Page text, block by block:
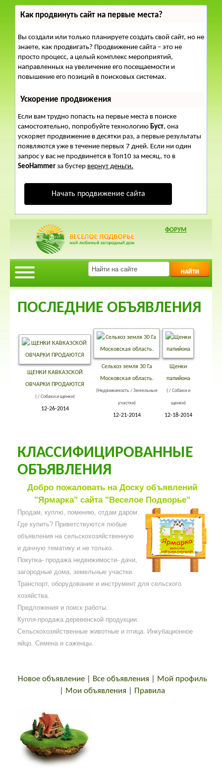
Как продвинуть сайт на первые места?
Вы создали или только планируете создать свой сайт, но не
знаете, как продвигать? Продвижение сайта – это не
просто процесс, а целый комплекс мероприятий,
направленных на увеличение его посещаемости и
повышение его позиций в поисковых системах.
Ускорение продвижения
Если вам трудно попасть на первые места в поиске
самостоятельно, попробуйте технологию Буст, она
ускоряет продвижение в десятки раз, а первые результаты
появляются уже в течение первых 7 дней. Если ни один
запрос у вас не продвинется в Топ10 за месяц, то в
SeoHammer за бустер вернут деньги.
Начать продвижение сайта
ФОРУМ
НАЙТИ
ПОСЛЕДНИЕ ОБЪЯВЛЕНИЯ
ЩЕНКИ КАВКАЗСКОЙ
ОВЧАРКИ ПРОДАЮТСЯ
( / Собаки и щенки)
12-26-2014
Сельхоз земля 30 Га
Московская область.
(Недвижимость / Земельные
участки)
12-21-2014
Щенки
папийона
( / Собаки и
щенки)
12-18-2014
КЛАССИФИЦИРОВАННЫЕ
ОБЪЯВЛЕНИЯ
Добро пожаловать на Доску объявлений
"Ярмарка" сайта "Веселое Подворье"
Продам, куплю, поменяю, отдам даром.
Где купить? Приветствуются любые
объявления на сельскохозяйственную
и дачную тематику и не только.
Покупка- продажа недвижимости- дачи,
загородные дома, земельные участки.
Транспорт, оборудование и инструмент для сельского
хозяйства.
Предложения и поиск работы.
Купля-продажа деревенской продукции.
Сельскохозяйственные животные и птица. Инкубационное
яйцо. Семена и саженцы.
Новое объявление| Все объявления
Мой профиль
Мои объявления Правила